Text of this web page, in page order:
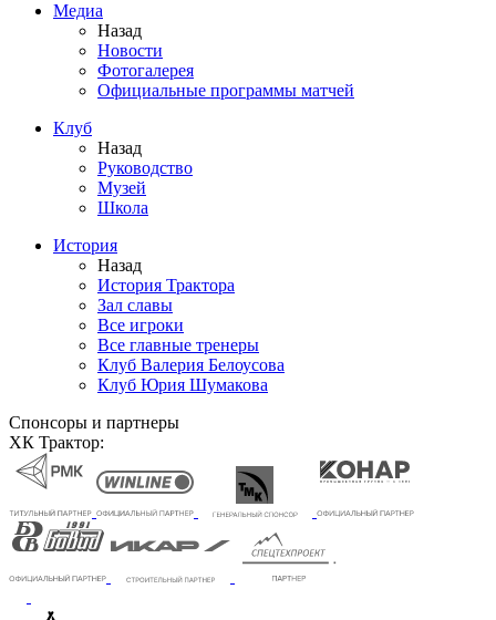
Медиа
Назад
Новости
Фотогалерея
Официальные программы матчей
Клуб
Назад
Руководство
Музей
Школа
История
Назад
История Трактора
Зал славы
Все игроки
Все главные тренеры
Клуб Валерия Белоусова
Клуб Юрия Шумакова
Спонсоры и партнеры
ХК Трактор: